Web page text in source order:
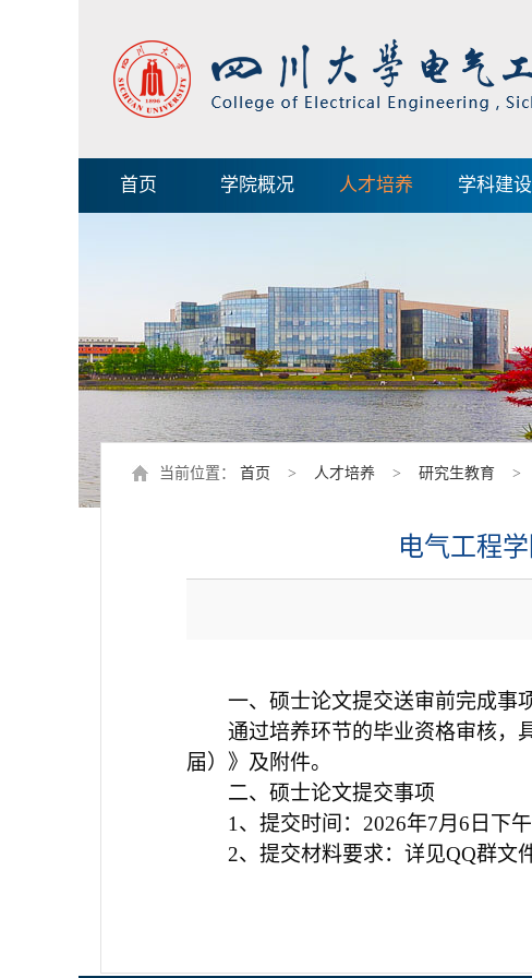
首页 学院概况 人才培养 学科建设
当前位置： 首页 > 人才培养 > 研究生教育 >
电气工程
一、 硕士论文提交送审前完成事
通过培养环节的毕业资格审核，
届）》及附件。
二、 硕士论文提交事项
1、 提交时间： 2026年7月 6 日下午
2、 提交材料要求：详见QQ群文